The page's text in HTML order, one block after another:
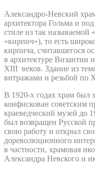
Александро-Невский
архитектора Гольма и
стиле из так называемой
«кирпич»), то есть
кирпича, считавшегося
в архитектуре Византии
XIII веков. Здание из
витражами и резьбой по
В 1920-х годах храм был
конфискован советским
краеведческий музей до
был возвращен Русской
свою работу и открыл
дореволюционного
в частности, храмовая
Александра Невского и